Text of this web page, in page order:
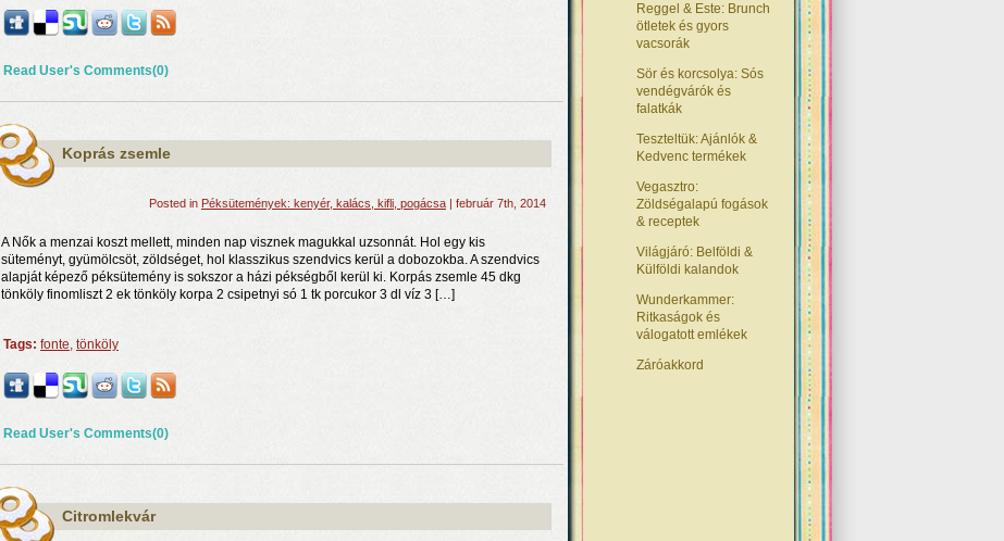
Reggel & Este: Brunch
ötletek és gyors
vacsorák
Sör és korcsolya: Sós
vendégvárók és
falatkák
Teszteltük: Ajánlók &
Kedvenc termékek
Vegasztro:
Zöldségalapú fogások
& receptek
Világjáró: Belföldi &
Külföldi kalandok
Wunderkammer:
Ritkaságok és
válogatott emlékek
Záróakkord
Read User's Comments(0)
Koprás zsemle
Posted in Péksütemények: kenyér, kalács, kifli, pogácsa | február 7th, 2014
A Nők a menzai koszt mellett, minden nap visznek magukkal uzsonnát. Hol egy kis
süteményt, gyümölcsöt, zöldséget, hol klasszikus szendvics kerül a dobozokba. A szendvics
alapját képező péksütemény is sokszor a házi pékségből kerül ki. Korpás zsemle 45 dkg
tönköly finomliszt 2 ek tönköly korpa 2 csipetnyi só 1 tk porcukor 3 dl víz 3 […]
Tags: fonte, tönköly
Read User's Comments(0)
Citromlekvár